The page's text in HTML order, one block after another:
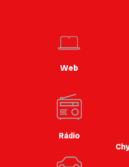
Web
Rádio